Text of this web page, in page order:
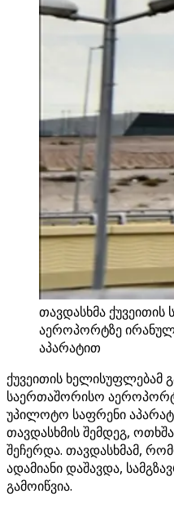
თავდასხმა
აეროპორტზე
აპარატით
ქუვეითის ხელისუფლებამ
საერთაშორისო
უპილოტო საფრენი
თავდასხმის შემდეგ,
შეჩერდა. თავდასხმამ,
ადამიანი დაშავდა,
გამოიწვია.